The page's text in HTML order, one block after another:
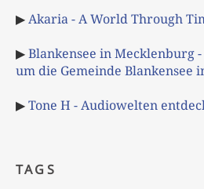
▶Akaria - A World Through
▶Blankensee in Mecklenburg
um die Gemeinde Blankensee
▶Tone H - Audiowelten
TAGS